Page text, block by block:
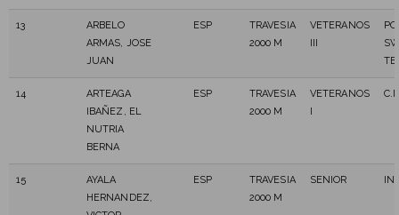
13
ARBELO
ARMAS, JOSE
JUAN
ESP
TRAVESIA
2000 M
VETERANOS
14
ARTEAGA
IBAÑEZ, EL
NUTRIA
BERNA
ESP
TRAVESIA
2000 M
VETERANOS
15
AYALA
HERNANDEZ,
ESP
TRAVESIA
2000 M
SENIOR